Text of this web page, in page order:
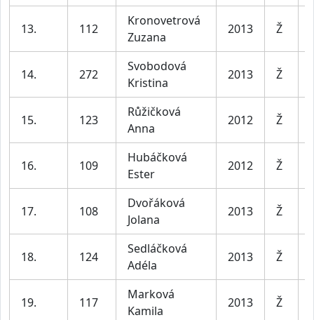
13. 112
Kronovetrová
Zuzana
2013 Ž
14. 272
Svobodová
Kristina
2013 Ž
15. 123
Růžičková
Anna
2012 Ž
16. 109
Hubáčková
Ester
2012 Ž
17. 108
Dvořáková
Jolana
2013 Ž
18. 124
Sedláčková
Adéla
2013 Ž
19. 117
Marková
Kamila
2013 Ž